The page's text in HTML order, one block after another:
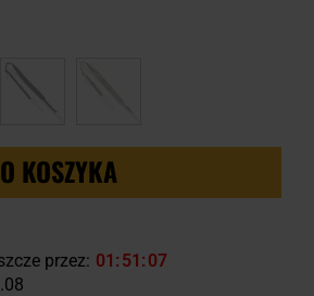
KOSZYKA
przez: 01 51 06